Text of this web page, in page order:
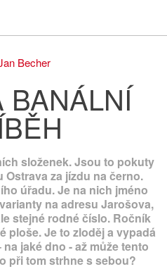
Becher
BANÁLNÍ
složenek. Jsou to pokuty
za jízdu na černo.
úřadu. Je na nich jméno
na adresu Jarošova,
stejné rodné číslo. Ročník
ploše. Je to zloděj a vypadá
jaké dno - až může tento
při tom strhne s sebou?